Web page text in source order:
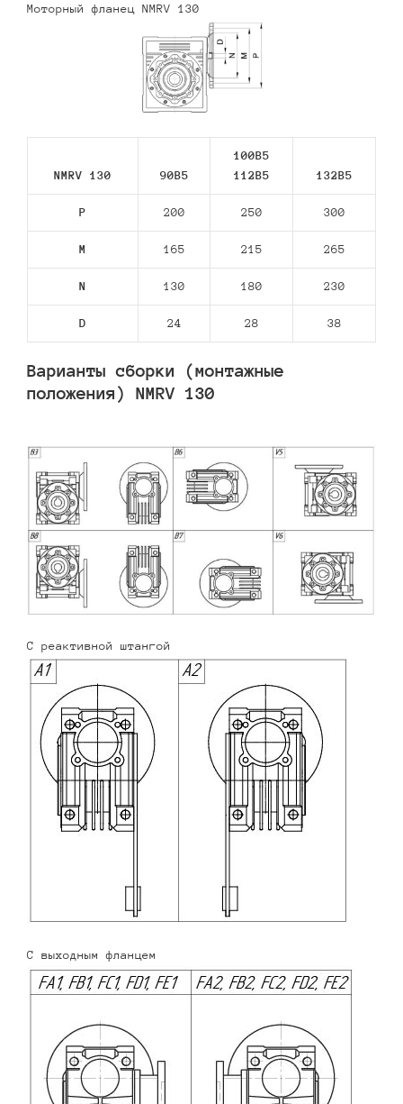
Моторный фланец NMRV 130
NMRV 130 90В5
100B5
112В5
132В5
P 200 250 300
M 165 215 265
N 130 180 230
D 24 28 38
Варианты сборки (монтажные
положения) NMRV 130
С реактивной штангой
С выходным фланцем